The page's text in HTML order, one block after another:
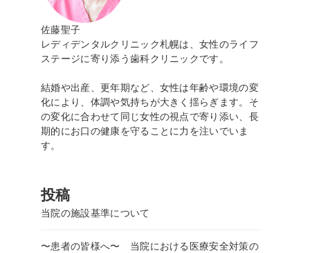
佐藤聖子
レディデンタルクリニック札幌は、女性のライフ
ステージに寄り添う歯科クリニックです。
結婚や出産、更年期など、女性は年齢や環境の変
化により、体調や気持ちが大きく揺らぎます。そ
の変化に合わせて同じ女性の視点で寄り添い、長
期的にお口の健康を守ることに力を注いでいま
す。
投稿
当院の施設基準について
〜患者の皆様へ〜 当院における医療安全対策の